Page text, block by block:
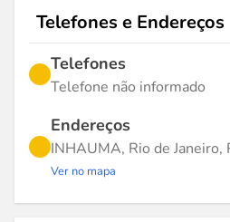
Telefones e Endereços
Telefones
Telefone não informado
Endereços
INHAUMA, Rio de Janeiro,
Ver no mapa